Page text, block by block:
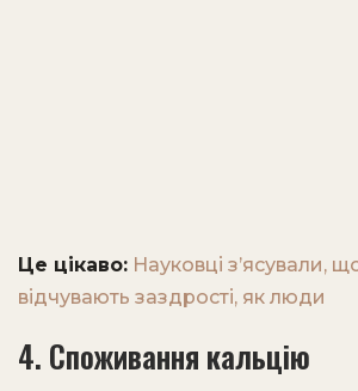
Це цікаво: Науковці з’ясували,
відчувають заздрості, як люди
4. Споживання кальцію